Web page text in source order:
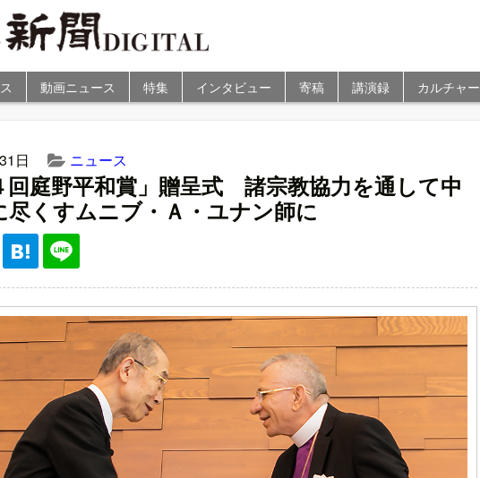
動画ニュース 特集 インタビュー 寄稿 講演録 カルチャー
日 ニュース
回庭野平和賞」贈呈式 諸宗教協力を通して中
尽くすムニブ・Ａ・ユナン師に